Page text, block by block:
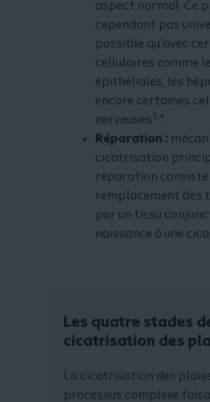
aspect normal. Ce
cependant pas
possible qu’avec
cellulaires comme
épithéliales, les
encore certaines
nerveuses3,4.
Réparation :
cicatrisation
réparation consiste
remplacement des
par un tissu
naissance à une
Les quatre stades
cicatrisation des
La cicatrisation des
processus complexe